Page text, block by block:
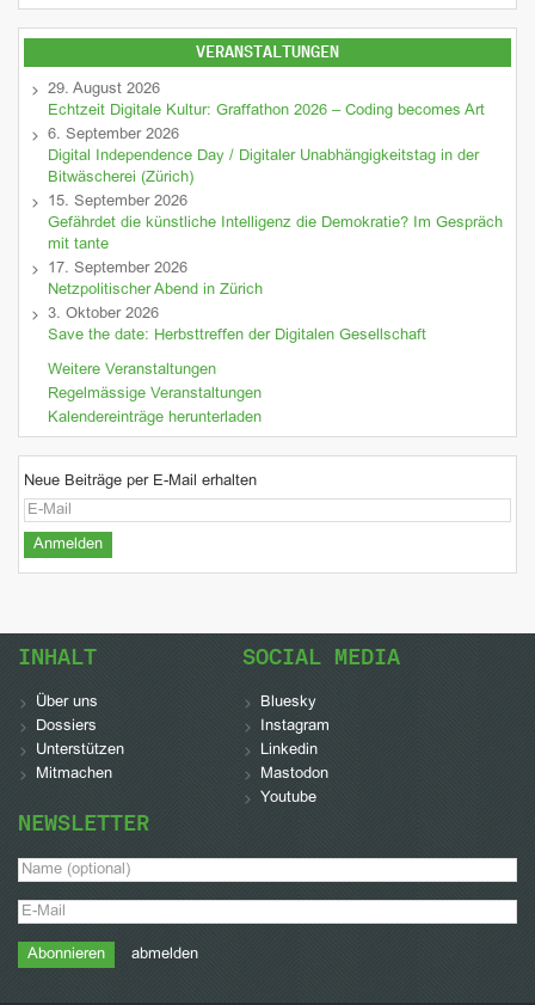
VERANSTALTUNGEN
29. August 2026
Echtzeit Digitale Kultur: Graffathon 2026 – Coding becomes Art
6. September 2026
Digital Independence Day / Digitaler Unabhängigkeitstag in der
Bitwäscherei (Zürich)
15. September 2026
Gefährdet die künstliche Intelligenz die Demokratie? Im Gespräch
mit tante
17. September 2026
Netzpolitischer Abend in Zürich
3. Oktober 2026
Save the date: Herbsttreffen der Digitalen Gesellschaft
Weitere Veranstaltungen
Regelmässige Veranstaltungen
Kalendereinträge herunterladen
Neue Beiträge per E-Mail erhalten
INHALT
Über uns
Dossiers
Unterstützen
Mitmachen
SOCIAL MEDIA
Bluesky
Instagram
Linkedin
Mastodon
Youtube
NEWSLETTER
abmelden